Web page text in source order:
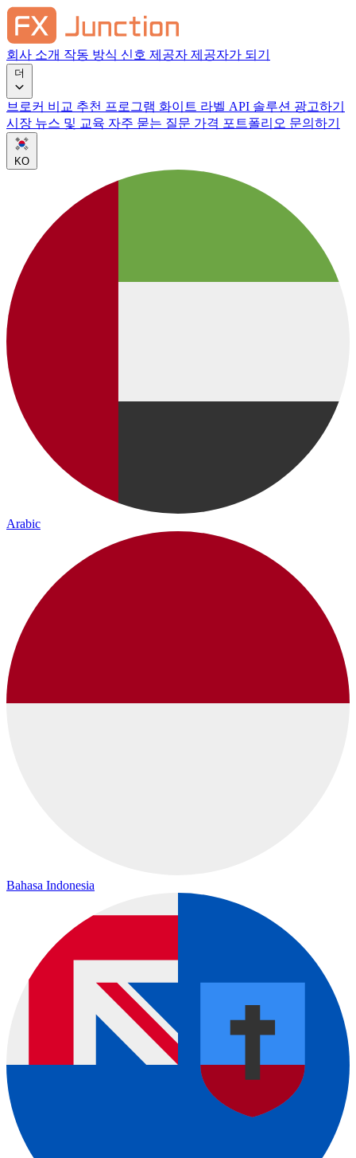
회사 소개 작동 방식 신호 제공자 제공자가 되기
브로커 비교 추천 프로그램 화이트 라벨 API 솔루션 광고하기
시장 뉴스 및 교육 자주 묻는 질문 가격 포트폴리오 문의하기
KO
Arabic
Bahasa Indonesia